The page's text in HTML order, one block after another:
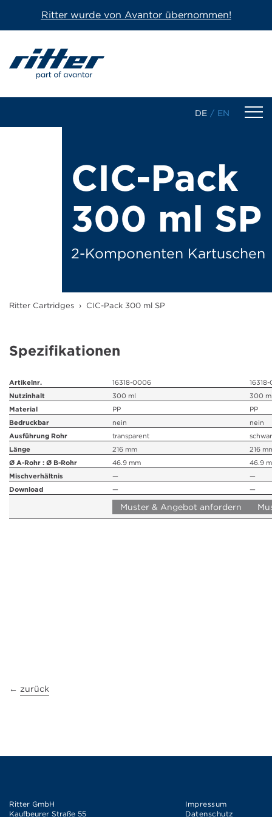
Ritter wurde von Avantor übernommen!
1-Komponenten Kartuschen
2-Komponenten Kartuschen
Dosierkartuschen/-spritzen
Fettkartusche
Downloads
Aktuelles
Kontakt
Unternehmen
Karriere
DE / EN
CIC-Pack
300 ml SP
2-Komponenten Kartuschen
Ritter Cartridges › CIC-Pack 300 ml SP
Spezifikationen
Artikelnr. 16318-0006
Nutzinhalt
300 ml
300
Material
PP
PP
Bedruckbar
nein
nein
Ausführung Rohr
transparent
Länge
216 mm
216
Ø A-Rohr : Ø B-Rohr
46.9 mm
46.9
Mischverhältnis
—
—
Download
— —
Muster & Angebot anfordern
← zurück
Ritter GmbH
Kaufbeurer Straße 55
Impressum
Datenschutz